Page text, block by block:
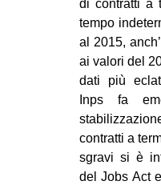
di contratti a
tempo
al 2015,
ai valori del
dati più
Inps fa
contratti a
sgravi si è
del Jobs Act